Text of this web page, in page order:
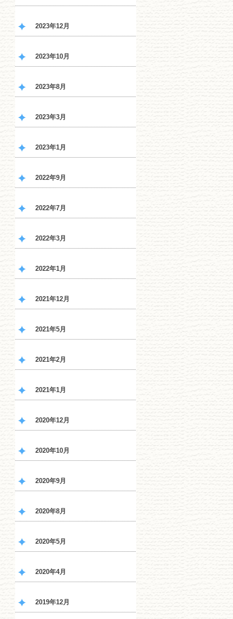
2023年12月
2023年10月
2023年8月
2023年3月
2023年1月
2022年9月
2022年7月
2022年3月
2022年1月
2021年12月
2021年5月
2021年2月
2021年1月
2020年12月
2020年10月
2020年9月
2020年8月
2020年5月
2020年4月
2019年12月